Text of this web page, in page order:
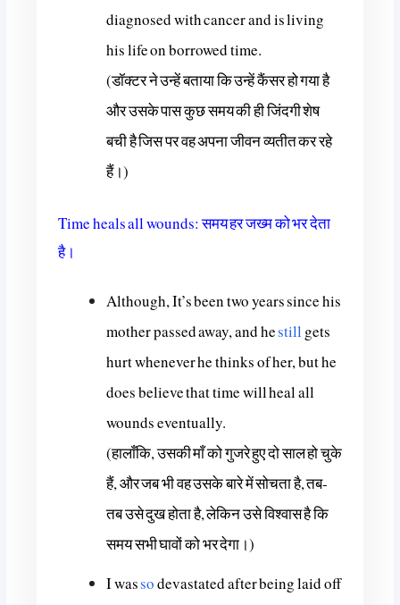
diagnosed with cancer and is living
his life on borrowed time.
(डॉक्टर ने उन्हें बताया कि उन्हें कैंसर हो गया है
और उसके पास कुछ समय की ही जिंदगी शेष
बची है जिस पर वह अपना जीवन व्यतीत कर रहे
हैं।)
Time heals all wounds: समय हर जख्म को भर देता
है।
Although, It’s been two years since his
mother passed away, and hestill gets
hurt whenever he thinks of her, but he
does believe that time will heal all
wounds eventually.
(हालाँकि, उसकी माँ को गुजरे हुए दो साल हो चुके
हैं, और जब भी वह उसके बारे में सोचता है, तब-
तब उसे दुख होता है, लेकिन उसे विश्वास है कि
समय सभी घावों को भर देगा।)
I wassodevastated after being laid off